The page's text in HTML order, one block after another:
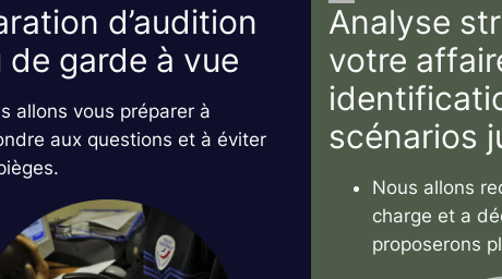
d’audition
garde à vue
allons vous préparer à
aux questions et à éviter
Analyse
votre
scénarios
Nous allons
charge et a
proposerons